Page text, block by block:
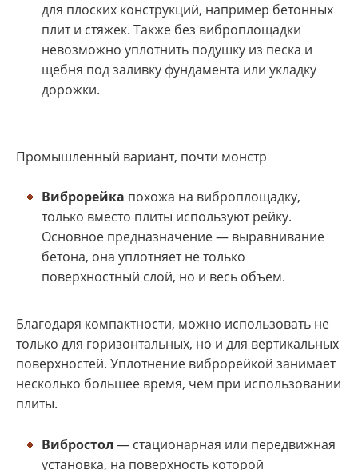
для плоских конструкций, например бетонных
плит и стяжек. Также без виброплощадки
невозможно уплотнить подушку из песка и
щебня под заливку фундамента или укладку
дорожки.
Промышленный вариант, почти монстр
Виброрейка похожа на виброплощадку,
только вместо плиты используют рейку.
Основное предназначение — выравнивание
бетона, она уплотняет не только
поверхностный слой, но и весь объем.
Благодаря компактности, можно использовать не
только для горизонтальных, но и для вертикальных
поверхностей. Уплотнение виброрейкой занимает
несколько большее время, чем при использовании
плиты.
Вибростол — стационарная или передвижная
установка, на поверхность которой